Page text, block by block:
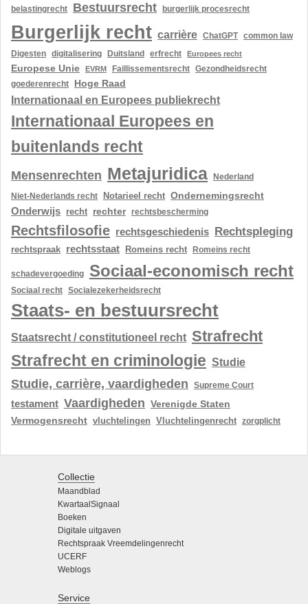
belastingrecht Bestuursrecht burgerlijk procesrecht
Burgerlijk recht carrière ChatGPT common law
Digesten
digitalisering Duitsland erfrecht Europees recht
Europese Unie EVRM Faillissementsrecht
Gezondheidsrecht
goederenrecht
Hoge Raad
Internationaal en Europees publiekrecht
Internationaal Europees en
buitenlands recht
Mensenrechten Metajuridica
Nederland
Niet-Nederlands recht
Notarieel recht Ondernemingsrecht
Onderwijs recht rechter rechtsbescherming
Rechtsfilosofie rechtsgeschiedenis Rechtspleging
rechtspraak rechtsstaat Romeins recht Romeins recht
schadevergoeding Sociaal-economisch recht
Sociaal recht Socialezekerheidsrecht
Staats- en bestuursrecht
Staatsrecht / constitutioneel recht Strafrecht
Strafrecht en criminologie Studie
Studie, carrière, vaardigheden Supreme Court
testament Vaardigheden Verenigde Staten
Vermogensrecht vluchtelingen Vluchtelingenrecht zorgplicht
Collectie
Maandblad
KwartaalSignaal
Boeken
Digitale uitgaven
Rechtspraak Vreemdelingenrecht
UCERF
Weblogs
Service